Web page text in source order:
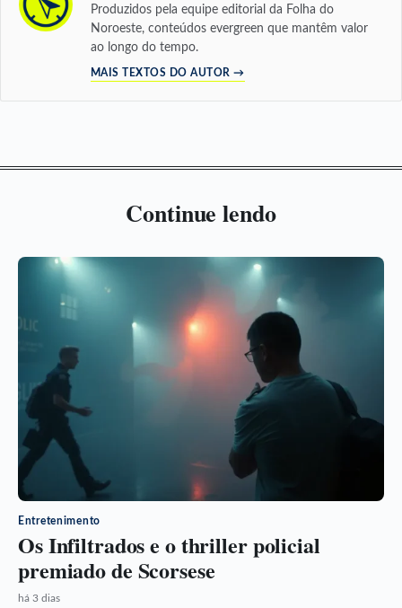
Produzidos pela equipe editorial da Folha do
Noroeste, conteúdos evergreen que mantêm valor
ao longo do tempo.
MAIS TEXTOS DO AUTOR →
Continue lendo
Entretenimento
Os Infiltrados e o thriller policial
premiado de Scorsese
há 3 dias